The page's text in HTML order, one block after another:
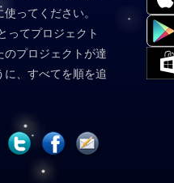
ってください。
ってプロジェクト
のプロジェクトが達
、すべてを順を追